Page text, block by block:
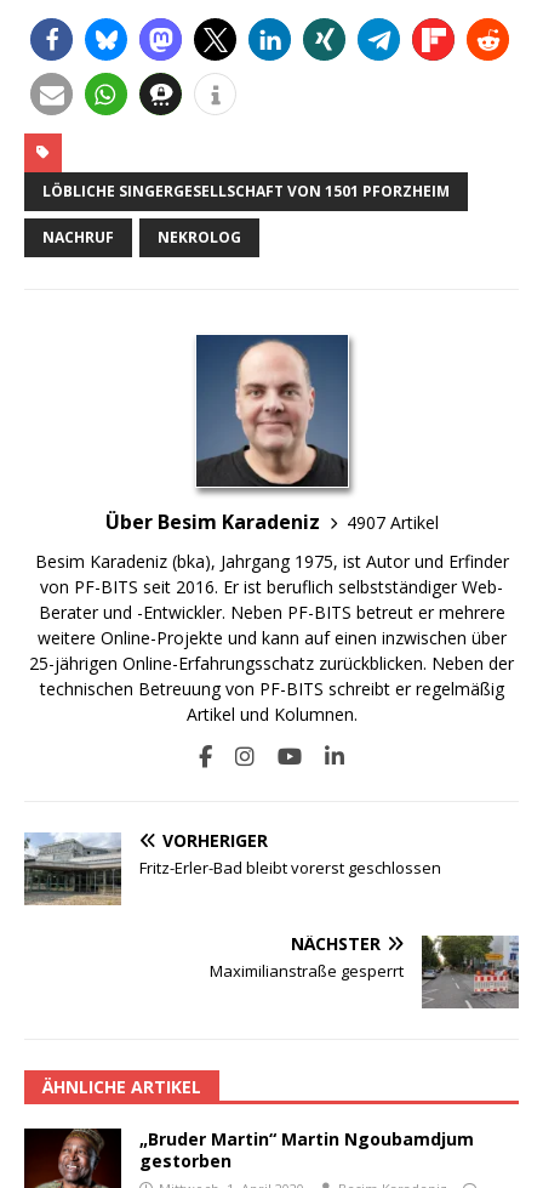
LÖBLICHE SINGERGESELLSCHAFT VON 1501 PFORZHEIM
NACHRUF NEKROLOG
Über Besim Karadeniz
4907 Artikel
Besim Karadeniz (bka), Jahrgang 1975, ist Autor und Erfinder
von PF-BITS seit 2016. Er ist beruflich selbstständiger Web-
Berater und -Entwickler. Neben PF-BITS betreut er mehrere
weitere Online-Projekte und kann auf einen inzwischen über
25-jährigen Online-Erfahrungsschatz zurückblicken. Neben der
technischen Betreuung von PF-BITS schreibt er regelmäßig
Artikel und Kolumnen.
VORHERIGER
Fritz-Erler-Bad bleibt vorerst geschlossen
NÄCHSTER
Maximilianstraße gesperrt
ÄHNLICHE ARTIKEL
„Bruder Martin“ Martin Ngoubamdjum
gestorben